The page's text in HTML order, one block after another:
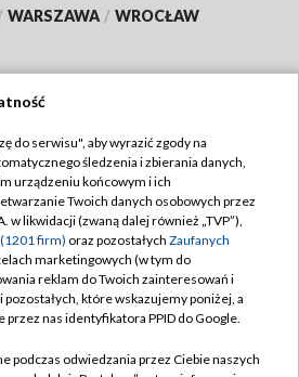
WARSZAWA / WROCŁAW
TVP
Cyfrowa
Regulamin TVP
prywatności
Moje zgody
Pomoc
do serwisu", aby wyrazić zgody na
śledzenia i zbierania danych,
urządzeniu końcowym i ich
Twoich danych osobowych przez
w likwidacji (zwaną dalej również „TVP”),
firm) oraz pozostałych Zaufanych
marketingowych (w tym do
reklam do Twoich zainteresowań i
które wskazujemy poniżej, a
przez nas identyfikatora PPID do Google.
podczas odwiedzania przez Ciebie naszych